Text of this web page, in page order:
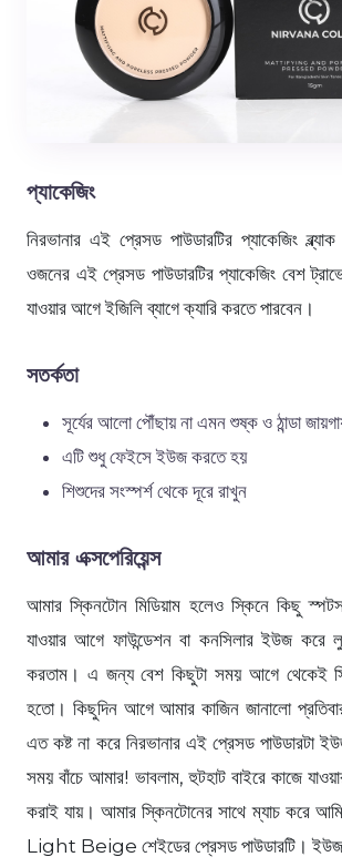
প্যাকেজিং
নিরভানার এই প্রেসড পাউডারটির প্যাকেজিং
ওজনের এই প্রেসড পাউডারটির প্যাকেজিং বেশ
যাওয়ার আগে ইজিলি ব্যাগে ক্যারি করতে পারবেন।
সতর্কতা
সূর্যের আলো পৌঁছায় না এমন শুষ্ক ও ঠান্ডা
এটি শুধু ফেইসে ইউজ করতে হয়
শিশুদের সংস্পর্শ থেকে দূরে রাখুন
আমার এক্সপেরিয়েন্স
আমার স্কিনটোন মিডিয়াম হলেও স্কিনে কিছু
যাওয়ার আগে ফাউন্ডেশন বা কনসিলার ইউজ করে
করতাম। এ জন্য বেশ কিছুটা সময় আগে থেকেই
হতো। কিছুদিন আগে আমার কাজিন জানালো
এত কষ্ট না করে নিরভানার এই প্রেসড পাউডারটা
সময় বাঁচে আমার! ভাবলাম, হুটহাট বাইরে কাজে
করাই যায়। আমার স্কিনটোনের সাথে ম্যাচ করে আমি
Light Beige শেইডের প্রেসড পাউডারটি। ইউজ